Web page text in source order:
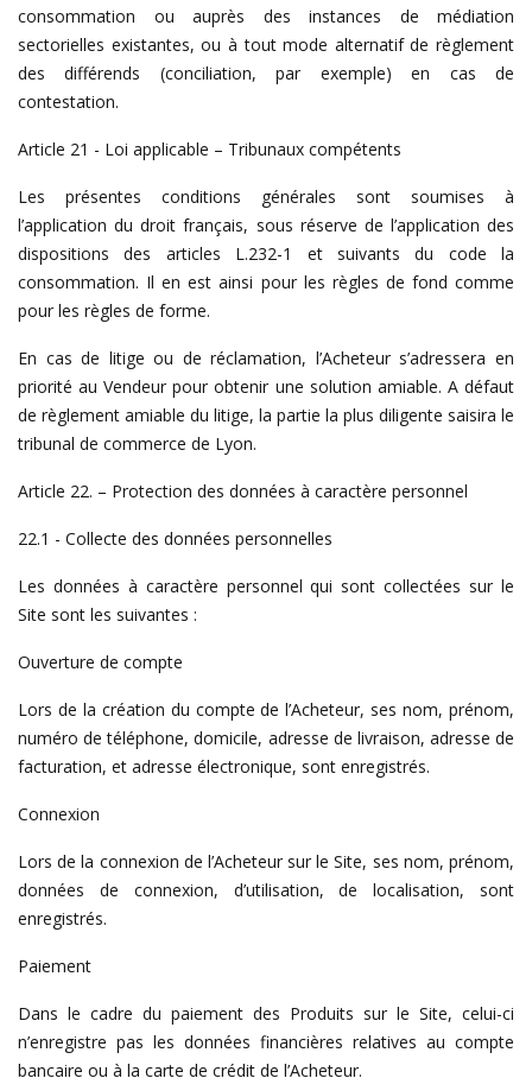
consommation ou auprès des instances de médiation
sectorielles existantes, ou à tout mode alternatif de règlement
des différends (conciliation, par exemple) en cas de
contestation.
Article 21 - Loi applicable – Tribunaux compétents
Les présentes conditions générales sont soumises à
l’application du droit français, sous réserve de l’application des
dispositions des articles L.232-1 et suivants du code la
consommation. Il en est ainsi pour les règles de fond comme
pour les règles de forme.
En cas de litige ou de réclamation, l’Acheteur s’adressera en
priorité au Vendeur pour obtenir une solution amiable. A défaut
de règlement amiable du litige, la partie la plus diligente saisira le
tribunal de commerce de Lyon.
Article 22. – Protection des données à caractère personnel
22.1 - Collecte des données personnelles
Les données à caractère personnel qui sont collectées sur le
Site sont les suivantes :
Ouverture de compte
Lors de la création du compte de l’Acheteur, ses nom, prénom,
numéro de téléphone, domicile, adresse de livraison, adresse de
facturation, et adresse électronique, sont enregistrés.
Connexion
Lors de la connexion de l’Acheteur sur le Site, ses nom, prénom,
données de connexion, d’utilisation, de localisation, sont
enregistrés.
Paiement
Dans le cadre du paiement des Produits sur le Site, celui-ci
n’enregistre pas les données financières relatives au compte
bancaire ou à la carte de crédit de l’Acheteur.